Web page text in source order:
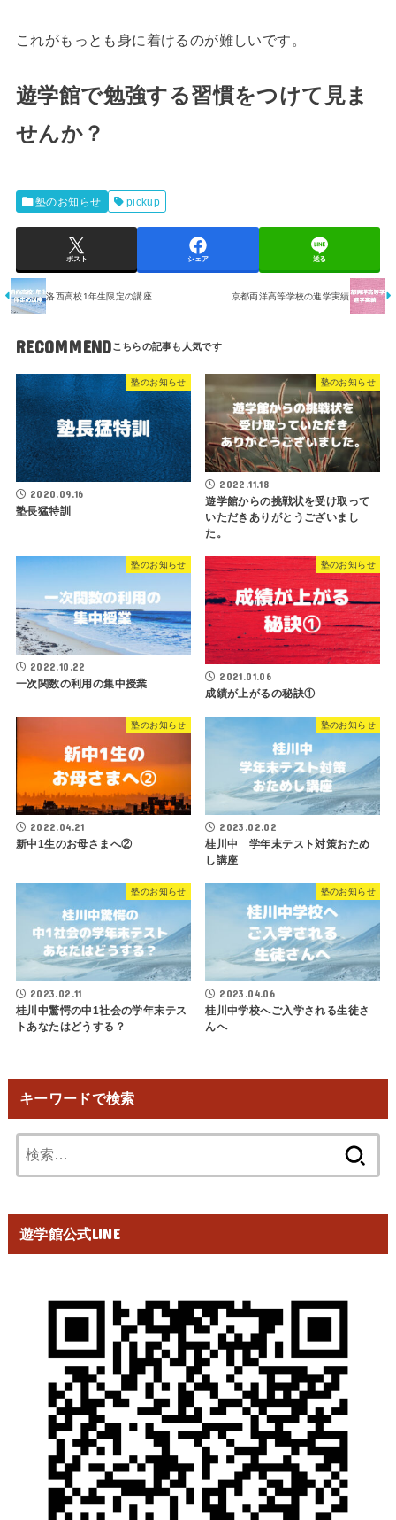
これがもっとも身に着けるのが難しいです。
遊学館で勉強する習慣をつけて見ま
せんか？
塾のお知らせ pickup
ポスト シェア 送る
洛西高校1年生限定の講座 京都両洋高等学校の進学実績
RECOMMEND
塾のお知らせ
2020.09.16
塾長猛特訓
塾のお知らせ
2022.11.18
遊学館からの挑戦状を受け取って
いただきありがとうございまし
た。
塾のお知らせ
2022.10.22
一次関数の利用の集中授業
塾のお知らせ
2021.01.06
成績が上がるの秘訣①
塾のお知らせ
2022.04.21
新中1生のお母さまへ②
塾のお知らせ
2023.02.02
桂川中 学年末テスト対策おため
し講座
塾のお知らせ
2023.02.11
桂川中驚愕の中1社会の学年末テス
トあなたはどうする？
塾のお知らせ
2023.04.06
桂川中学校へご入学される生徒さ
んへ
キーワードで検索
索:
遊学館公式LINE